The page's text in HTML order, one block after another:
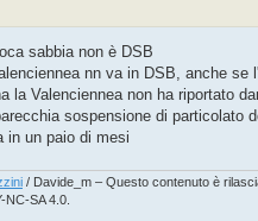
sabbia non è DSB
nn va in DSB, anche se
la Valenciennea non ha riportato
sospensione di particolato
in un paio di mesi
/ Davide_m – Questo contenuto è
SA 4.0.